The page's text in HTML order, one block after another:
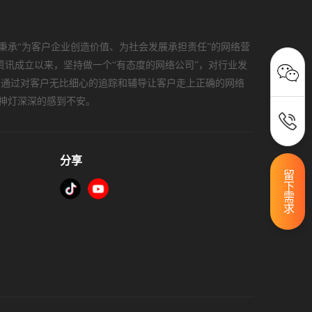
“为客户企业创造价值、为社会发展承担责任”的网络营
成立以来，坚持做一个“有态度的网络公司”，对行业发
过对客户无比细心的追踪和辅导让客户走上正确的网络
灯深深的感到不安。
分享
留下需求